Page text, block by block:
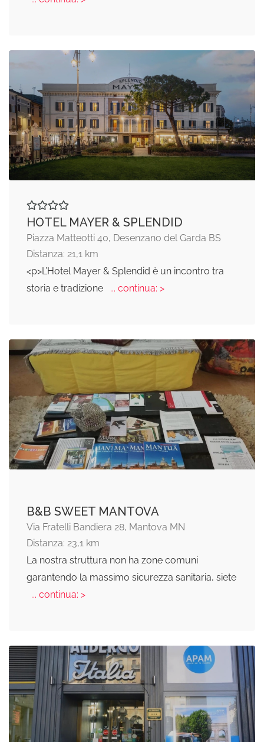
HOTEL MAYER & SPLENDID
Piazza Matteotti 40, Desenzano del Garda BS
Distanza: 21,1 km
<p>L’Hotel Mayer & Splendid è un incontro tra
storia e tradizione
... continua: >
B&B SWEET MANTOVA
Via Fratelli Bandiera 28, Mantova MN
Distanza: 23,1 km
La nostra struttura non ha zone comuni
garantendo la massimo sicurezza sanitaria, siete
... continua: >